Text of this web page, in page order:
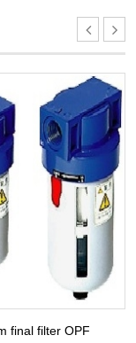
/ MFH / KFH
final filter OPF